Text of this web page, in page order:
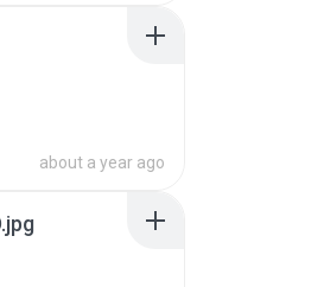
about a year ago